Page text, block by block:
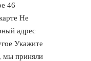
46
Не
адрес
Укажите
мы приняли